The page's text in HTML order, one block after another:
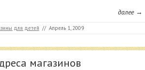
далее →
для детей // Апрель 1, 2009
магазинов